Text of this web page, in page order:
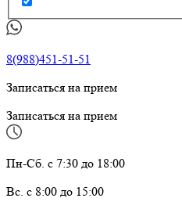
8(988)451-51-51
Записаться на прием
Записаться на прием
Пн-Сб. с 7:30 до 18:00
Вс. с 8:00 до 15:00